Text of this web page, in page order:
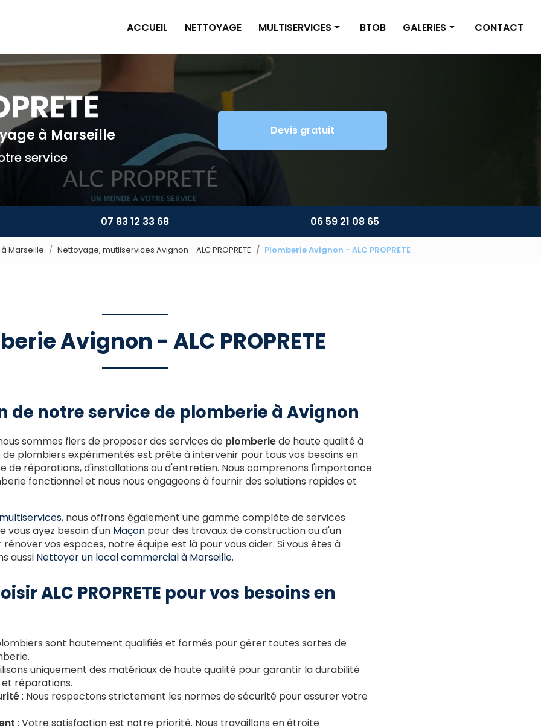
ACCUEIL NETTOYAGE MULTISERVICES
Petite maçonnerie
Aménagement extérieur
Multiservices
BTOB GALERIES CONTACT
à Marseille
service
Devis gratuit
07 83 12 33 68 06 59 21 08 65
à Marseille Nettoyage, mutliservices Avignon - ALC PROPRETE Plomberie Avignon - ALC PROPRETE
Avignon - ALC PROPRETE
de notre service de plomberie à Avignon
sommes fiers de proposer des services de plomberiede haute qualité à
de plombiers expérimentés est prête à intervenir pour tous vos besoins en
de réparations, d'installations ou d'entretien. Nous comprenons l'importance
fonctionnel et nous nous engageons à fournir des solutions rapides et
, nous offrons également une gamme complète de services
vous ayez besoin d'un Maçon pour des travaux de construction ou d'un
vos espaces, notre équipe est là pour vous aider. Si vous êtes à
aussi Nettoyer un local commercial à Marseille.
ALC PROPRETE pour vos besoins en
sont hautement qualifiés et formés pour gérer toutes sortes de
uniquement des matériaux de haute qualité pour garantir la durabilité
réparations.
: Nous respectons strictement les normes de sécurité pour assurer votre
: Votre satisfaction est notre priorité. Nous travaillons en étroite